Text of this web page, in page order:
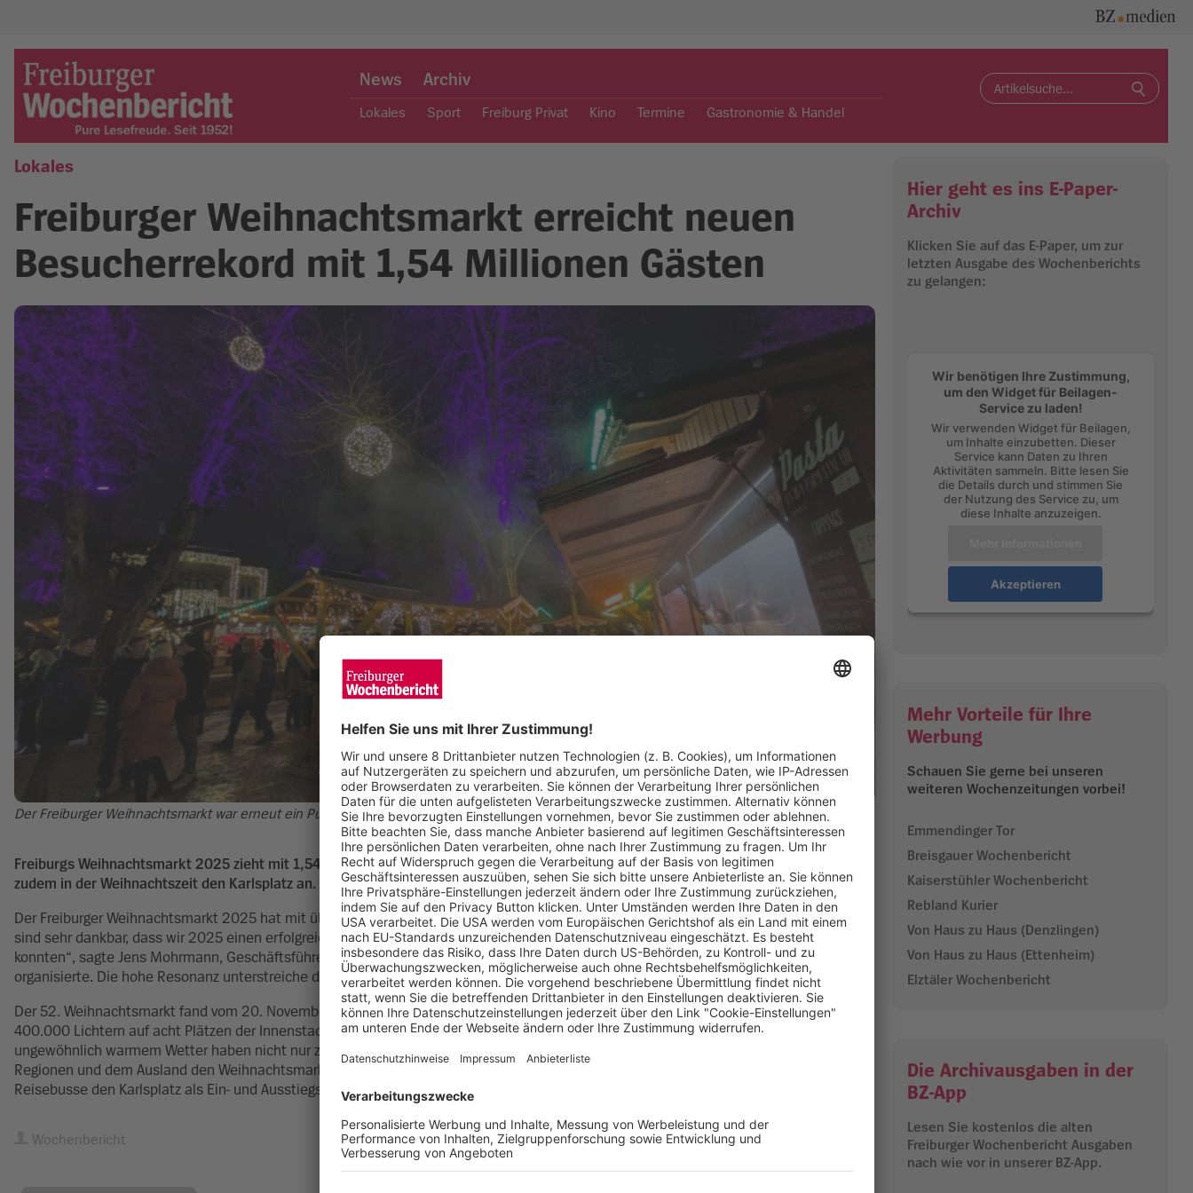
content
Freiburger Wochenbericht
News Archiv
Lokales Sport Freiburg Privat Kino Termine Gastronomie & Handel
Search
for:
Lokales
Freiburger Weihnachtsmarkt erreicht neuen
Besucherrekord mit 1,54 Millionen Gästen
Der Freiburger Weihnachtsmarkt war erneut ein Publikumsmagnet. Foto: Joers
Freiburgs Weihnachtsmarkt 2025 zieht mit 1,54 Millionen Besuchern so viele Gäste wie nie zuvor an. Zahlreiche Reisebusse steuerten
zudem in der Weihnachtszeit den Karlsplatz an.
Der Freiburger Weihnachtsmarkt 2025 hat mit über 1,54 Millionen Besucherinnen und Besuchern einen neuen Rekord aufgestellt. „Wir
sind sehr dankbar, dass wir 2025 einen erfolgreichen und vor allem friedlichen Freiburger Weihnachtsmarkt erleben und organisieren
konnten“, sagte Jens Mohrmann, Geschäftsführer der Freiburg, Wirtschaft, Touristik und Messe GmbH (FWTM), die das jährliche Event
organisierte. Die hohe Resonanz unterstreiche die überregionale Bedeutung des Freiburger Weihnachtsmarkts, so die FWTM.
Der 52. Weihnachtsmarkt fand vom 20. November bis Dienstag, 23. Dezember statt und ist durch eine festliche Beleuchtung mit rund
400.000 Lichtern auf acht Plätzen der Innenstadt sowie am Colombi-Schloss geprägt gewesen. Bei überwiegend trockenem und teils
ungewöhnlich warmem Wetter haben nicht nur zahlreiche Freiburgerinnen und Freiburger, sondern auch viele Gäste aus anderen
Regionen und dem Ausland den Weihnachtsmarkt besucht. Laut Veranstalter nutzten bis zum Samstag, 20. Dezember 1.639
Reisebusse den Karlsplatz als Ein- und Ausstiegspunkt. Anschließend parkten die Reisebusse auf dem Messegelände leistete
Wochenbericht
Hier geht es ins E-Paper-
Archiv
Klicken Sie auf das E-Paper, um zur
letzten Ausgabe des Wochenberichts
zu gelangen:
Wir benötigen Ihre Zustimmung,
um den Widget für Beilagen-
Service zu laden!
Wir verwenden Widget für Beilagen,
um Inhalte einzubetten. Dieser
Service kann Daten zu Ihren
Aktivitäten sammeln. Bitte lesen Sie
die Details durch und stimmen Sie
der Nutzung des Service zu, um
diese Inhalte anzuzeigen.
Akzeptieren
Mehr Vorteile für Ihre
Werbung
Schauen Sie gerne bei unseren
weiteren Wochenzeitungen vorbei!
Emmendinger Tor
Breisgauer Wochenbericht
Kaiserstühler Wochenbericht
Rebland Kurier
Von Haus zu Haus (Denzlingen)
Von Haus zu Haus (Ettenheim)
Elztäler Wochenbericht
Die Archivausgaben in der
BZ-App
Lesen Sie kostenlos die alten
Freiburger Wochenbericht Ausgaben
nach wie vor in unserer BZ-App.